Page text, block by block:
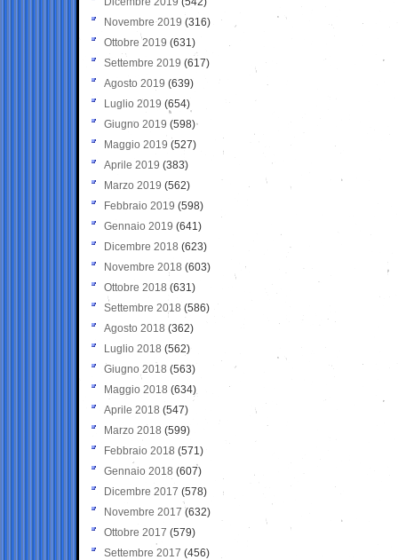
Novembre 2019 (316)
Ottobre 2019 (631)
Settembre 2019 (617)
Agosto 2019 (639)
Luglio 2019 (654)
Giugno 2019 (598)
Maggio 2019 (527)
Aprile 2019 (383)
Marzo 2019 (562)
Febbraio 2019 (598)
Gennaio 2019 (641)
Dicembre 2018 (623)
Novembre 2018 (603)
Ottobre 2018 (631)
Settembre 2018 (586)
Agosto 2018 (362)
Luglio 2018 (562)
Giugno 2018 (563)
Maggio 2018 (634)
Aprile 2018 (547)
Marzo 2018 (599)
Febbraio 2018 (571)
Gennaio 2018 (607)
Dicembre 2017 (578)
Novembre 2017 (632)
Ottobre 2017 (579)
Settembre 2017 (456)